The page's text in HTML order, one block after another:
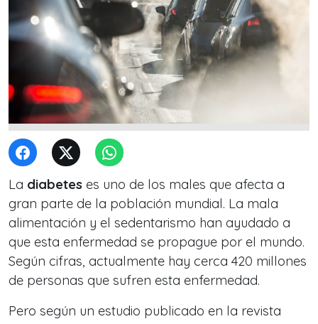
La diabetes es uno de los males que afecta a
gran parte de la población mundial. La mala
alimentación y el sedentarismo han ayudado a
que esta enfermedad se propague por el mundo.
Según cifras, actualmente hay cerca 420 millones
de personas que sufren esta enfermedad.
Pero según un estudio publicado en la revista